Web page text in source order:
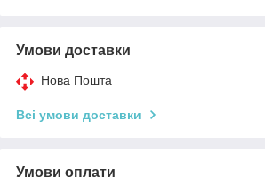
Умови доставки
Нова Пошта
Всі умови доставки
Умови оплати